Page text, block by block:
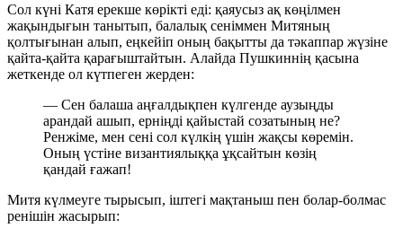
Сол күні Катя ерекше көрікті еді: қаяусыз ақ көңілмен
жақындығын танытып, балалық сеніммен Митяның
қолтығынан алып, еңкейіп оның бақытты да тәкаппар жүзіне
қайта-қайта қарағыштайтын. Алайда Пушкиннің қасына
жеткенде ол күтпеген жерден:
— Сен балаша аңғалдықпен күлгенде аузыңды
арандай ашып, ерніңді қайыстай созатының не?
Ренжіме, мен сені сол күлкің үшін жақсы көремін.
Оның үстіне византиялыққа ұқсайтын көзің
қандай ғажап!
Митя күлмеуге тырысып, іштегі мақтаныш пен болар-болмас
ренішін жасырып: